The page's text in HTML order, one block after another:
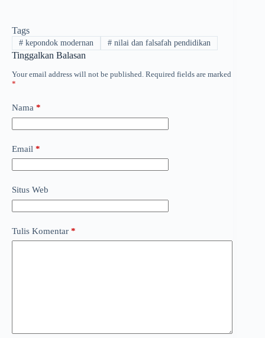
Tags
#kepondok modernan #nilai dan falsafah pendidikan
Tinggalkan Balasan
Your email address will not be published. Required fields are marked
*
Nama *
Email *
Situs Web
Tulis Komentar *